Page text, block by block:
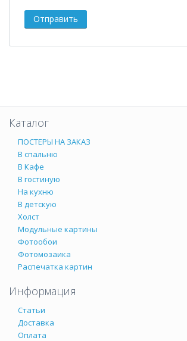
Каталог
ПОСТЕРЫ НА ЗАКАЗ
В спальню
В Кафе
В гостиную
На кухню
В детскую
Холст
Модульные картины
Фотообои
Фотомозаика
Распечатка картин
Информация
Статьи
Доставка
Оплата